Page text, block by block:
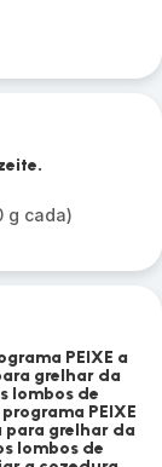
g cada)
PEIXE a
grelhar da
lombos de
PEIXE
para grelhar da
lombos de